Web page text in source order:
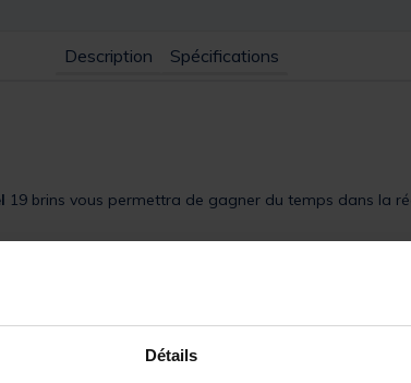
Détails
Description Spécifications
19 brins vous permettra de gagner du temps dans la
une excellente résistance aux dents des brochets.
une très bonne souplesse. Il offrira donc une